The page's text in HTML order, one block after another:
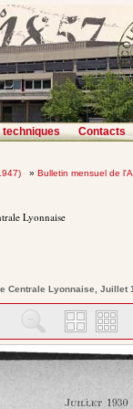
techniques Contacts
» Bulletin mensuel de
Lyonnaise
Centrale Lyonnaise, Juillet